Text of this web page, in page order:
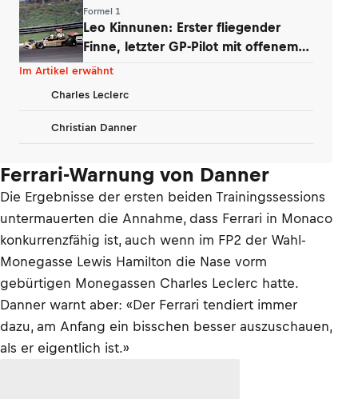
Formel 1
Leo Kinnunen: Erster fliegender
Finne, letzter GP-Pilot mit offenem
Helm
Im Artikel erwähnt
Charles Leclerc
Christian Danner
Ferrari-Warnung von Danner
Die Ergebnisse der ersten beiden Trainingssessions
untermauerten die Annahme, dass Ferrari in Monaco
konkurrenzfähig ist, auch wenn im FP2 der Wahl-
Monegasse Lewis Hamilton die Nase vorm
gebürtigen Monegassen Charles Leclerc hatte.
Danner warnt aber: «Der Ferrari tendiert immer
dazu, am Anfang ein bisschen besser auszuschauen,
als er eigentlich ist.»